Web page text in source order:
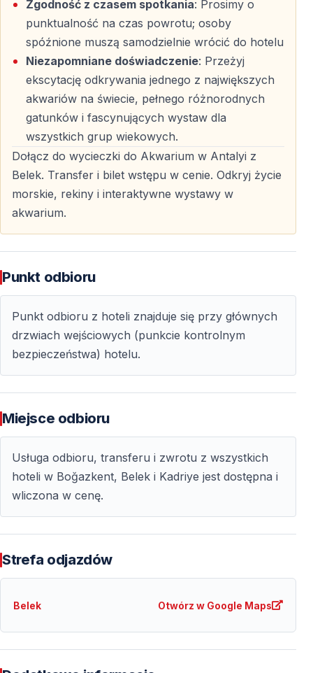
Z których hoteli w Belek dostępny jest
transfer?
Transfer obejmuje hotele wBoğazkent, Belek
(centrum) oraz Kadriye.
Ile trwa wycieczka do Akwarium w Antalyi?
Wycieczka trwa około4–5 godzin, łącznie z
transferem.
Czy bilet wstępu do akwarium jest wliczony w
cenie?
Tak, jest to atrakcja
odpowiednia dla wszystkich grup
wiekowych
, szczególnie polecana rodzinom.
Nie, jedzenie i napoje nie są wliczone, ale na terenie
kompleksu znajdują się restauracje i kawiarnie.
Czy wszystkie atrakcje w środku są bezpłatne?
Główna część akwarium jest wliczona w cenie,
Zgodność z czasem spotkania: Prosimy o
punktualność na czas powrotu; osoby
spóźnione muszą samodzielnie wrócić do hotelu
Niezapomniane doświadczenie: Przeżyj
ekscytację odkrywania jednego z największych
akwariów na świecie, pełnego różnorodnych
gatunków i fascynujących wystaw dla
wszystkich grup wiekowych.
Dołącz do wycieczki do Akwarium w Antalyi z
Belek. Transfer i bilet wstępu w cenie. Odkryj życie
morskie, rekiny i interaktywne wystawy w
akwarium.
Punkt odbioru
Punkt odbioru z hoteli znajduje się przy głównych
drzwiach wejściowych (punkcie kontrolnym
bezpieczeństwa) hotelu.
Miejsce odbioru
Usługa odbioru, transferu i zwrotu z wszystkich
hoteli w Boğazkent, Belek i Kadriye jest dostępna i
wliczona w cenę.
Strefa odjazdów
Belek Otwórz w Google Maps